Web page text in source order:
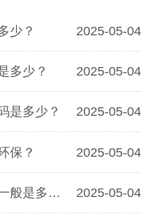
少？ 2025-05-04
多少？ 2025-05-04
是多少？ 2025-05-04
保？ 2025-05-04
双流房屋防水补漏的保修期一般是多久？ 2025-05-04